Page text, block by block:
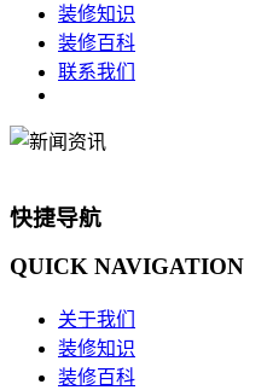
装修知识
装修百科
联系我们
快捷导航
QUICK NAVIGATION
关于我们
装修知识
装修百科